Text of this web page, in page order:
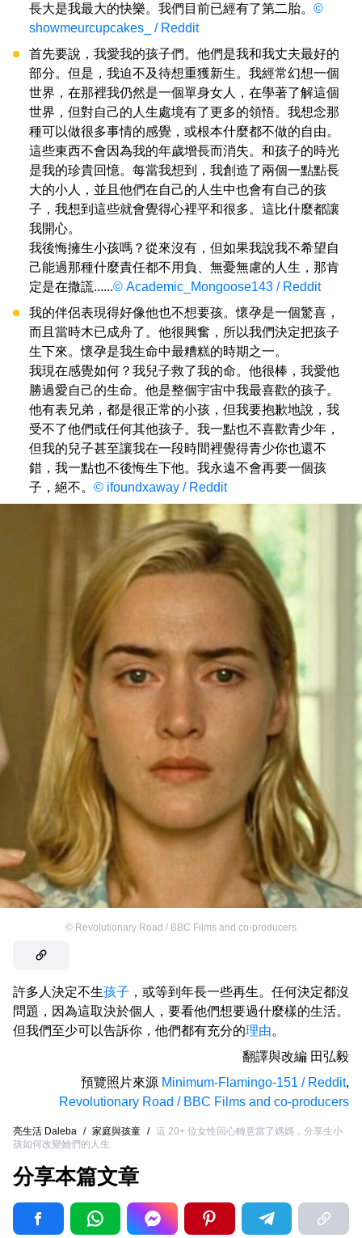
長大是我最大的快樂。我們目前已經有了第二胎。 ©
showmeurcupcakes_ / Reddit
首先要說，我愛我的孩子們。他們是我和我丈夫最好的
部分。但是，我迫不及待想重獲新生。我經常幻想一個
世界，在那裡我仍然是一個單身女人，在學著了解這個
世界，但對自己的人生處境有了更多的領悟。我想念那
種可以做很多事情的感覺，或根本什麼都不做的自由。
這些東西不會因為我的年歲增長而消失。和孩子的時光
是我的珍貴回憶。每當我想到，我創造了兩個一點點長
大的小人，並且他們在自己的人生中也會有自己的孩
子，我想到這些就會覺得心裡平和很多。這比什麼都讓
我開心。
我後悔擁生小孩嗎？從來沒有，但如果我說我不希望自
己能過那種什麼責任都不用負、無憂無慮的人生，那肯
定是在撒謊......© Academic_Mongoose143 / Reddit
我的伴侶表現得好像他也不想要孩。懷孕是一個驚喜，
而且當時木已成舟了。他很興奮，所以我們決定把孩子
生下來。懷孕是我生命中最糟糕的時期之一。
我現在感覺如何？我兒子救了我的命。他很棒，我愛他
勝過愛自己的生命。他是整個宇宙中我最喜歡的孩子。
他有表兄弟，都是很正常的小孩，但我要抱歉地說，我
受不了他們或任何其他孩子。我一點也不喜歡青少年，
但我的兒子甚至讓我在一段時間裡覺得青少你也還不
錯，我一點也不後悔生下他。我永遠不會再要一個孩
子，絕不。 © ifoundxaway / Reddit
© Revolutionary Road / BBC Films and co-producers
許多人決定不生孩子 ，或等到年長一些再生。任何決定都沒
問題，因為這取決於個人，要看他們想要過什麼樣的生活。
但我們至少可以告訴你，他們都有充分的理由。
翻譯與改編 田弘毅
預覽照片來源 Minimum-Flamingo-151 / Reddit,
Revolutionary Road / BBC Films and co-producers
亮生活 Daleba / 家庭與孩童 /
這 20+ 位女性回心轉意當了媽媽，分享生小
孩如何改變她們的人生
分享本篇文章